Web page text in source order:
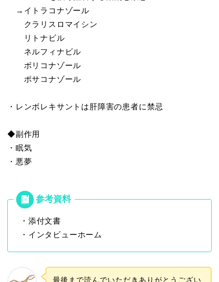
→イトラコナゾール
クラリスロマイシン
リトナビル
ネルフィナビル
ボリコナゾール
ポサコナゾール
・レンボレキサントは肝障害の患者に禁忌
◆副作用
・眠気
・悪夢
・添付文書
・インタビューホーム
最後まで読んでいただきありがとうござい